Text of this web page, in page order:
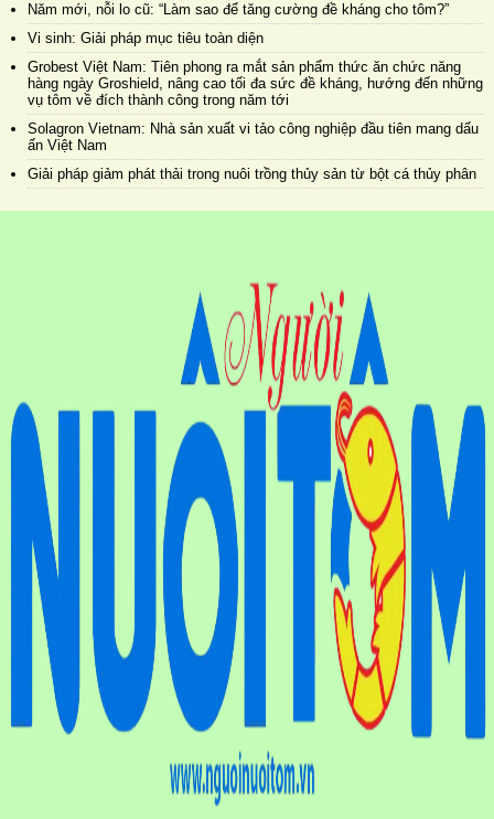
Năm mới, nỗi lo cũ: “Làm sao để tăng cường đề kháng cho tôm?”
Vi sinh: Giải pháp mục tiêu toàn diện
Grobest Việt Nam: Tiên phong ra mắt sản phẩm thức ăn chức năng
hàng ngày Groshield, nâng cao tối đa sức đề kháng, hướng đến những
vụ tôm về đích thành công trong năm tới
Solagron Vietnam: Nhà sản xuất vi tảo công nghiệp đầu tiên mang dấu
ấn Việt Nam
Giải pháp giảm phát thải trong nuôi trồng thủy sản từ bột cá thủy phân